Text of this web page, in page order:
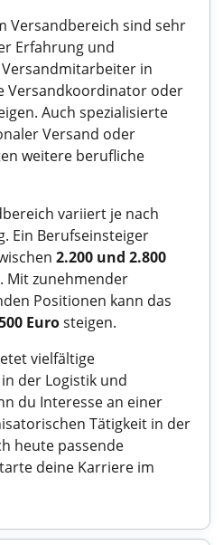
Versandbereich sind sehr
Erfahrung und
in
Versandkoordinator oder
Auch spezialisierte
Versand oder
weitere berufliche
variiert je nach
Ein Berufseinsteiger
2.200 und 2.800
zunehmender
Positionen kann das
Eurosteigen.
vielfältige
der Logistik und
du Interesse an einer
Tätigkeit in der
heute passende
deine Karriere im